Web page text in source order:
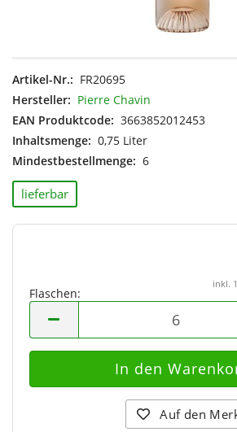
Artikel-Nr.: FR20695
Hersteller: Pierre Chavin
EAN Produktcode: 3663852012453
Inhaltsmenge: 0,75 Liter
Mindestbestellmenge: 6
lieferbar
inkl.
Flaschen:
Flaschen
Auf den